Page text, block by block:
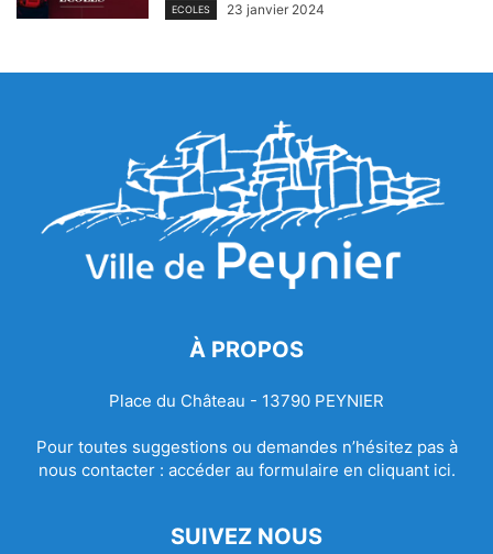
ECOLES 23 janvier 2024
À PROPOS
Place du Château - 13790 PEYNIER
Pour toutes suggestions ou demandes n’hésitez pas à
nous contacter : accéder au formulaire en cliquant ici.
SUIVEZ NOUS